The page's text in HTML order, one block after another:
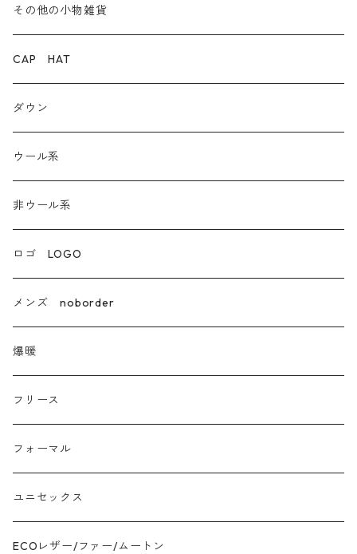
デニム
ダウン
ダンガリー
ウール系
非ウール系
エコレザー合成皮革
カシミア
ラクーン フェレット フォックス
モヘア
モチッとニット
ツイード
ジャガード
その他の小物雑貨
CAP HAT
ダウン
ウール系
非ウール系
ロゴ LOGO
メンズ noborder
爆暖
フリース
フォーマル
ユニセックス
ECOレザー/ファー/ムートン